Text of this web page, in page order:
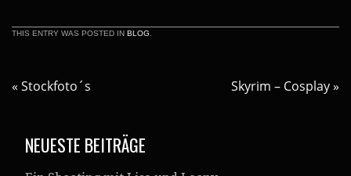
THIS ENTRY WAS POSTED IN BLOG
« Stockfoto´s Skyrim – Cosplay»
NEUESTE BEITRÄGE